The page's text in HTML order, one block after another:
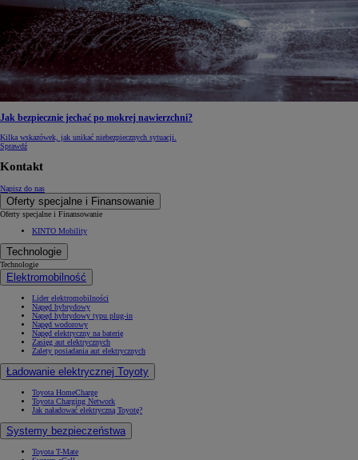
Jak bezpiecznie jechać po mokrej nawierzchni?
Kilka wskazówek, jak unikać niebezpiecznych sytuacji.
Sprawdź
Kontakt
Napisz do nas
Oferty specjalne i Finansowanie
Oferty specjalne i Finansowanie
KINTO Mobility
Technologie
Technologie
Elektromobilność
Lider elektromobilności
Napęd hybrydowy
Napęd hybrydowy typu plug-in
Napęd wodorowy
Napęd elektryczny na baterię
Zasięg aut elektrycznych
Zalety posiadania aut elektrycznych
Ładowanie elektrycznej Toyoty
Toyota HomeCharge
Toyota Charging Network
Jak naładować elektryczną Toyotę?
Systemy bezpieczeństwa
Toyota T-Mate